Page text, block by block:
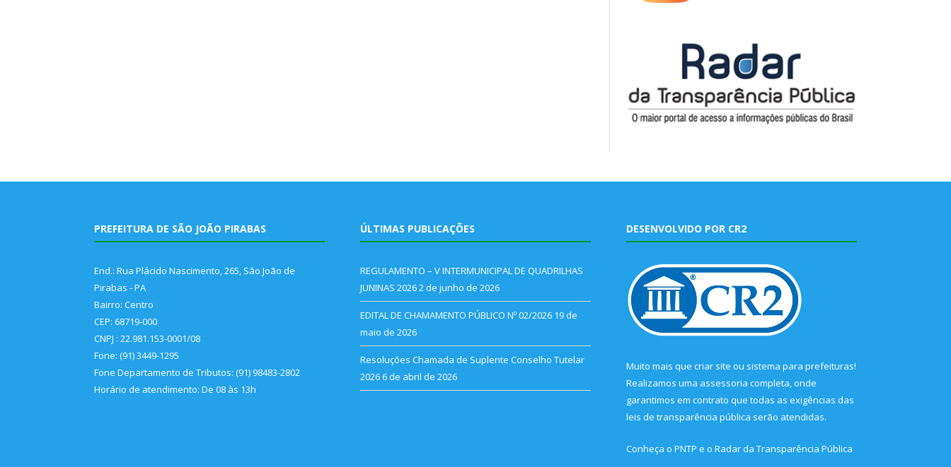
PREFEITURA DE SÃO JOÃO PIRABAS
End.: Rua Plácido Nascimento, 265, São João de
Pirabas - PA
Bairro: Centro
CEP: 68719-000
CNPJ : 22.981.153-0001/08
Fone: (91) 3449-1295
Fone Departamento de Tributos: (91) 98483-2802
Horário de atendimento: De 08 às 13h
ÚLTIMAS PUBLICAÇÕES
REGULAMENTO – V INTERMUNICIPAL DE QUADRILHAS
JUNINAS 20262 de junho de 2026
EDITAL DE CHAMAMENTO PÚBLICO Nº 02/2026 19 de
maio de 2026
Resoluções Chamada de Suplente Conselho Tutelar
2026 6 de abril de 2026
DESENVOLVIDO POR CR2
Muito mais que criar site ou sistema para prefeituras!
Realizamos uma assessoria completa, onde
garantimos em contrato que todas as exigências das
leis de transparência pública serão atendidas.
Conheça o PNTP e o Radar da Transparência Pública